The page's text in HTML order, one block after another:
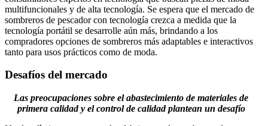
multifuncionales y de alta tecnología. Se espera que el mercado de
sombreros de pescador con tecnología crezca a medida que la
tecnología portátil se desarrolle aún más, brindando a los
compradores opciones de sombreros más adaptables e interactivos
tanto para usos prácticos como de moda.
Desafíos del mercado
Las preocupaciones sobre el abastecimiento de materiales de
primera calidad y el control de calidad plantean un desafío